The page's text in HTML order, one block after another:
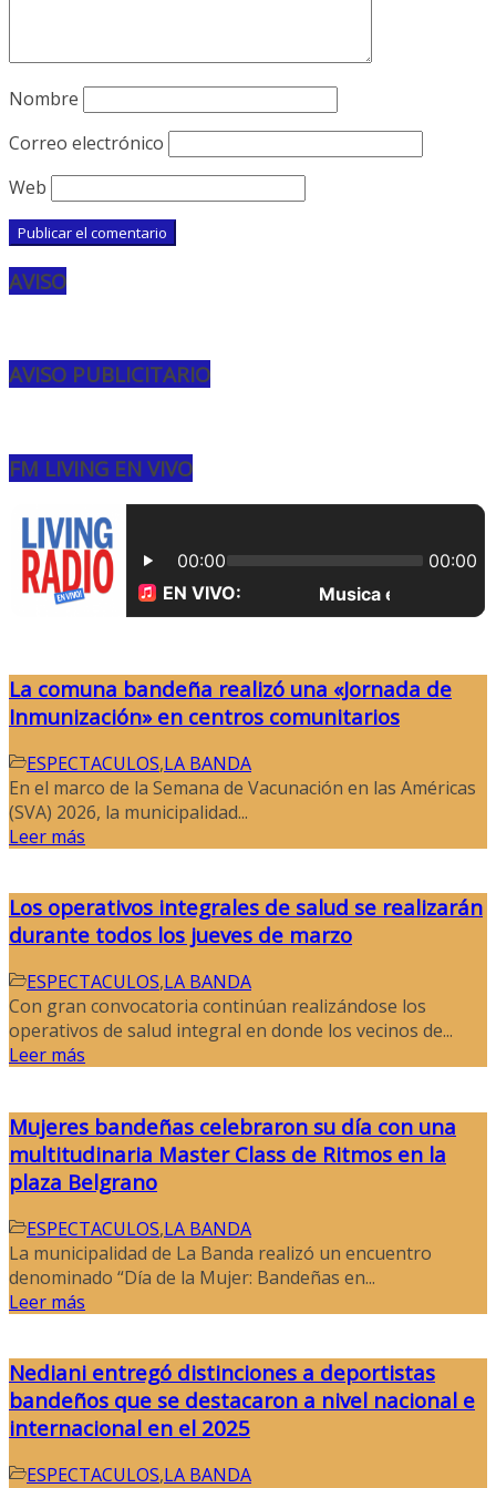
Nombre
Correo electrónico
Web
AVISO
AVISO PUBLICITARIO
FM LIVING EN VIVO
La comuna bandeña realizó una «Jornada de
Inmunización» en centros comunitarios
ESPECTACULOS,LA BANDA
En el marco de la Semana de Vacunación en las Américas
(SVA) 2026, la municipalidad...
Leer más
Los operativos integrales de salud se realizarán
durante todos los jueves de marzo
ESPECTACULOS,LA BANDA
Con gran convocatoria continúan realizándose los
operativos de salud integral en donde los vecinos de...
Leer más
Mujeres bandeñas celebraron su día con una
multitudinaria Master Class de Ritmos en la
plaza Belgrano
ESPECTACULOS,LA BANDA
La municipalidad de La Banda realizó un encuentro
denominado “Día de la Mujer: Bandeñas en...
Leer más
Nediani entregó distinciones a deportistas
bandeños que se destacaron a nivel nacional e
internacional en el 2025
ESPECTACULOS,LA BANDA